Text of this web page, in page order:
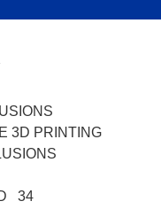
PRINTING
34